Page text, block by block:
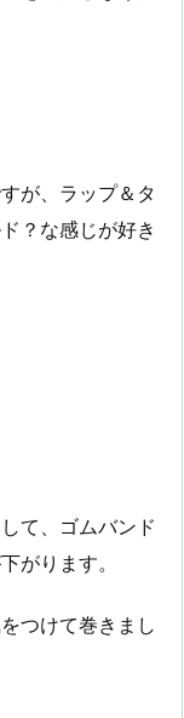
が、ラップ＆タ
？な感じが好き
て、ゴムバンド
がります。
つけて巻きまし